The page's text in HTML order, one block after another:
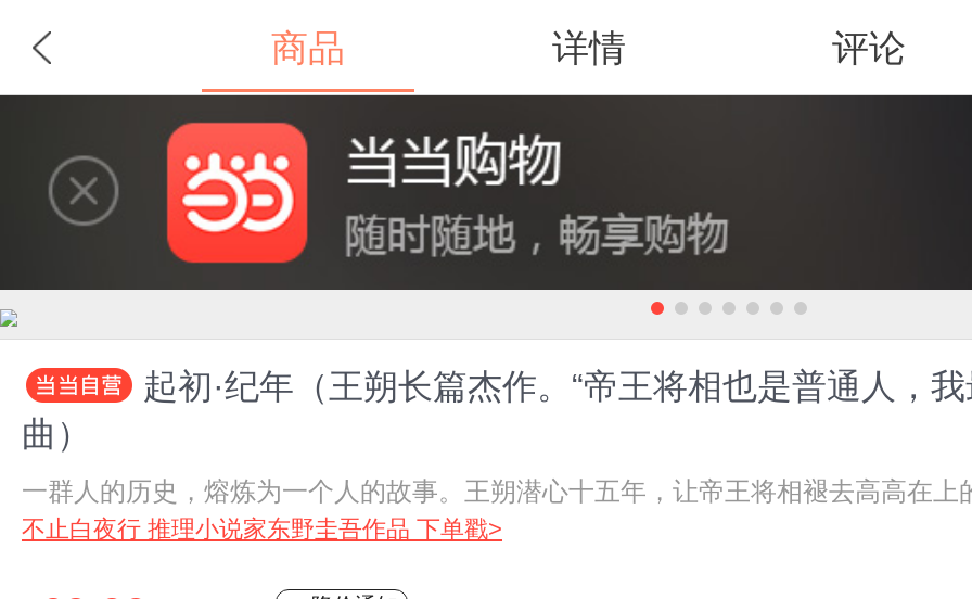
商品 详情 评论
分类
起初·纪年（王朔长篇杰作。“帝王将相也是普通人，
曲）
一群人的历史，熔炼为一个人的故事。王朔潜心十五年，让帝王将相褪去高高在
不止白夜行 推理小说家东野圭吾作品 下单戳>